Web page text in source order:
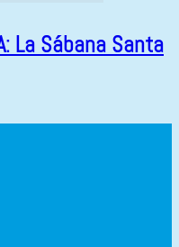
La Sábana Santa